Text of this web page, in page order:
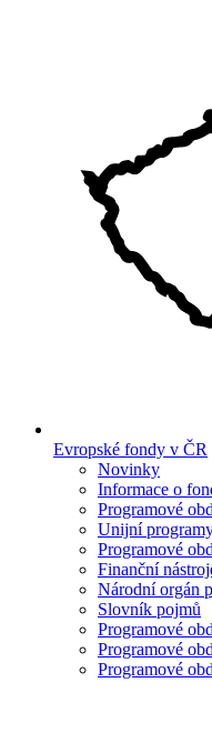
Evropské fondy v ČR
Novinky
Informace o
Programové
Unijní
Programové
Finanční
Národní orgán
Slovník pojmů
Programové
Programové
Programové